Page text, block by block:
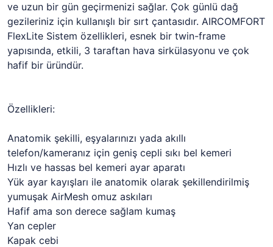
ve uzun bir gün geçirmenizi sağlar. Çok günlü dağ
gezileriniz için kullanışlı bir sırt çantasıdır. AIRCOMFORT
FlexLite Sistem özellikleri, esnek bir twin-frame
yapısında, etkili, 3 taraftan hava sirkülasyonu ve çok
hafif bir üründür.
Özellikleri:
Anatomik şekilli, eşyalarınızı yada akıllı
telefon/kameranız için geniş cepli sıkı bel kemeri
Hızlı ve hassas bel kemeri ayar aparatı
Yük ayar kayışları ile anatomik olarak şekillendirilmiş
yumuşak AirMesh omuz askıları
Hafif ama son derece sağlam kumaş
Yan cepler
Kapak cebi